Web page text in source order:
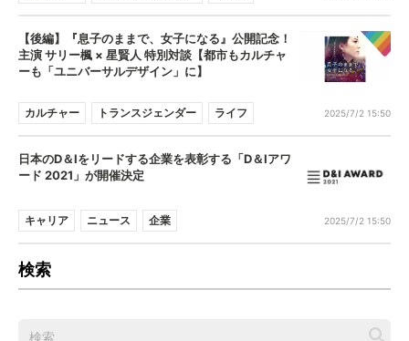
【後編】『息子のままで、女子になる』公開記念！
主演 サリー楓 × 星賢人 特別対談【都市もカルチャ
ーも「ユニバーサルデザイン」に】
カルチャー トランスジェンダー ライフ 2025/7/2 15:50
日本のD＆Iをリードする企業を表彰する「D＆Iアワ
ード 2021」が開催決定
キャリア ニュース 企業 2025/7/2 15:50
検索